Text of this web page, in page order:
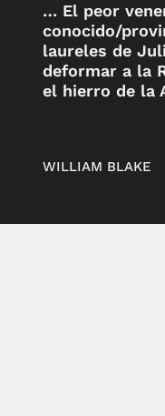
… El peor
conocido/
laureles de
deformar a la
el hierro de la
WILLIAM BLAKE